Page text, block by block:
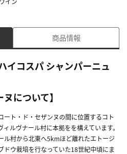
商品情報
イコスパ シャンパーニュ
ヌについて】
ート・ド・セザンヌの間に位置するコト
ルヴナール村に本拠をを構えています。
ル村から北東へ5kmほど離れたエトージ
ドウ栽培を行なっていた18世紀中頃にま